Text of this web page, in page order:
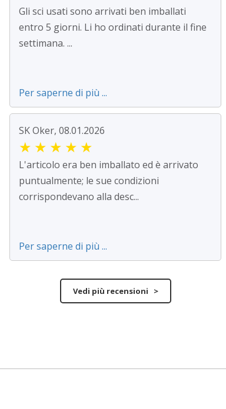
Gli sci usati sono arrivati ben imballati
entro 5 giorni. Li ho ordinati durante il fine
settimana. ...
Per saperne di più ...
SK Oker, 08.01.2026
★ ★ ★ ★ ★
L'articolo era ben imballato ed è arrivato
puntualmente; le sue condizioni
corrispondevano alla desc...
Per saperne di più ...
Vedi più recensioni >